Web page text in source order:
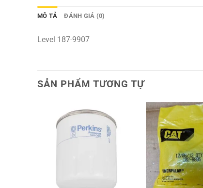
MÔ TẢ ĐÁNH GIÁ (0)
Level 187-9907
SẢN PHẨM TƯƠNG TỰ